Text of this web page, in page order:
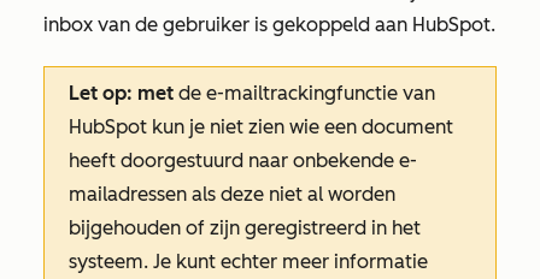
inbox van de gebruiker is gekoppeld aan HubSpot.
Let op: met de e-mailtrackingfunctie van
HubSpot kun je niet zien wie een document
heeft doorgestuurd naar onbekende e-
mailadressen als deze niet al worden
bijgehouden of zijn geregistreerd in het
systeem. Je kunt echter meer informatie